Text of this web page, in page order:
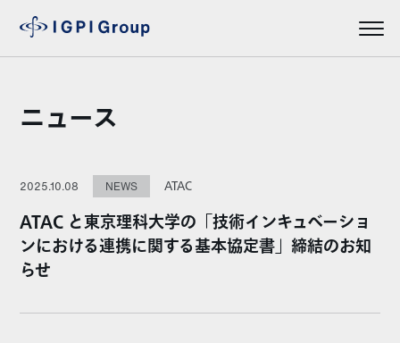
ニュース
2025.10.08 NEWS ATAC
ATAC と東京理科大学の「技術インキュベーショ
ンにおける連携に関する基本協定書」締結のお知
らせ